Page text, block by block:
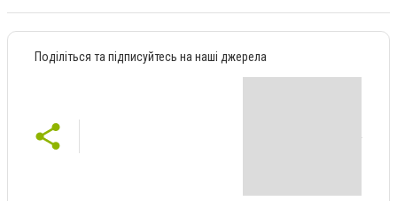
Поділіться та підписуйтесь на наші джерела